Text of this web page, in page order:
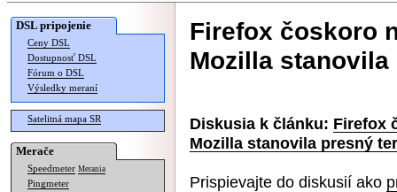
DSL pripojenie
Ceny DSL
Dostupnosť DSL
Fórum o DSL
Výsledky meraní
Satelitná mapa SR
Merače
Speedmeter Merania
Pingmeter
Firefox čoskoro
Mozilla
Diskusia k článku: Firefox
Mozilla stanovila presný
Prispievajte do diskusií ako